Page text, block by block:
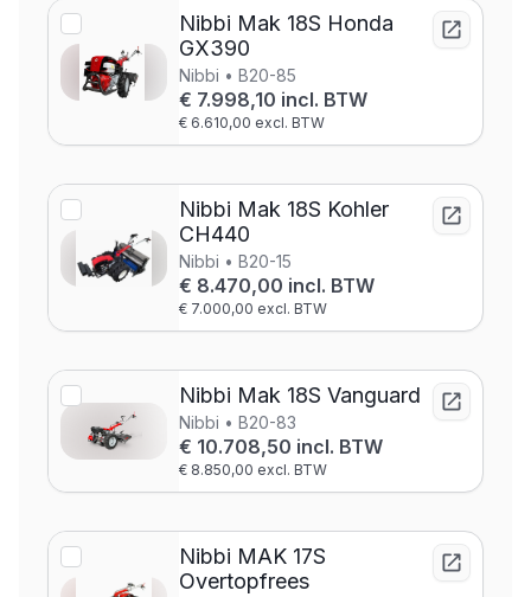
Nibbi Mak 18S Honda
GX390
Nibbi • B20-85
€ 7.998,10 incl. BTW
€ 6.610,00 excl. BTW
Nibbi Mak 18S Kohler
CH440
Nibbi • B20-15
€ 8.470,00 incl. BTW
€ 7.000,00 excl. BTW
Nibbi Mak 18S Vanguard
Nibbi • B20-83
€ 10.708,50 incl. BTW
€ 8.850,00 excl. BTW
Nibbi MAK 17S
Overtopfrees